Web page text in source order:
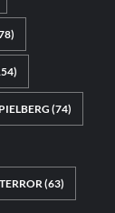
(74)
TERROR(63)